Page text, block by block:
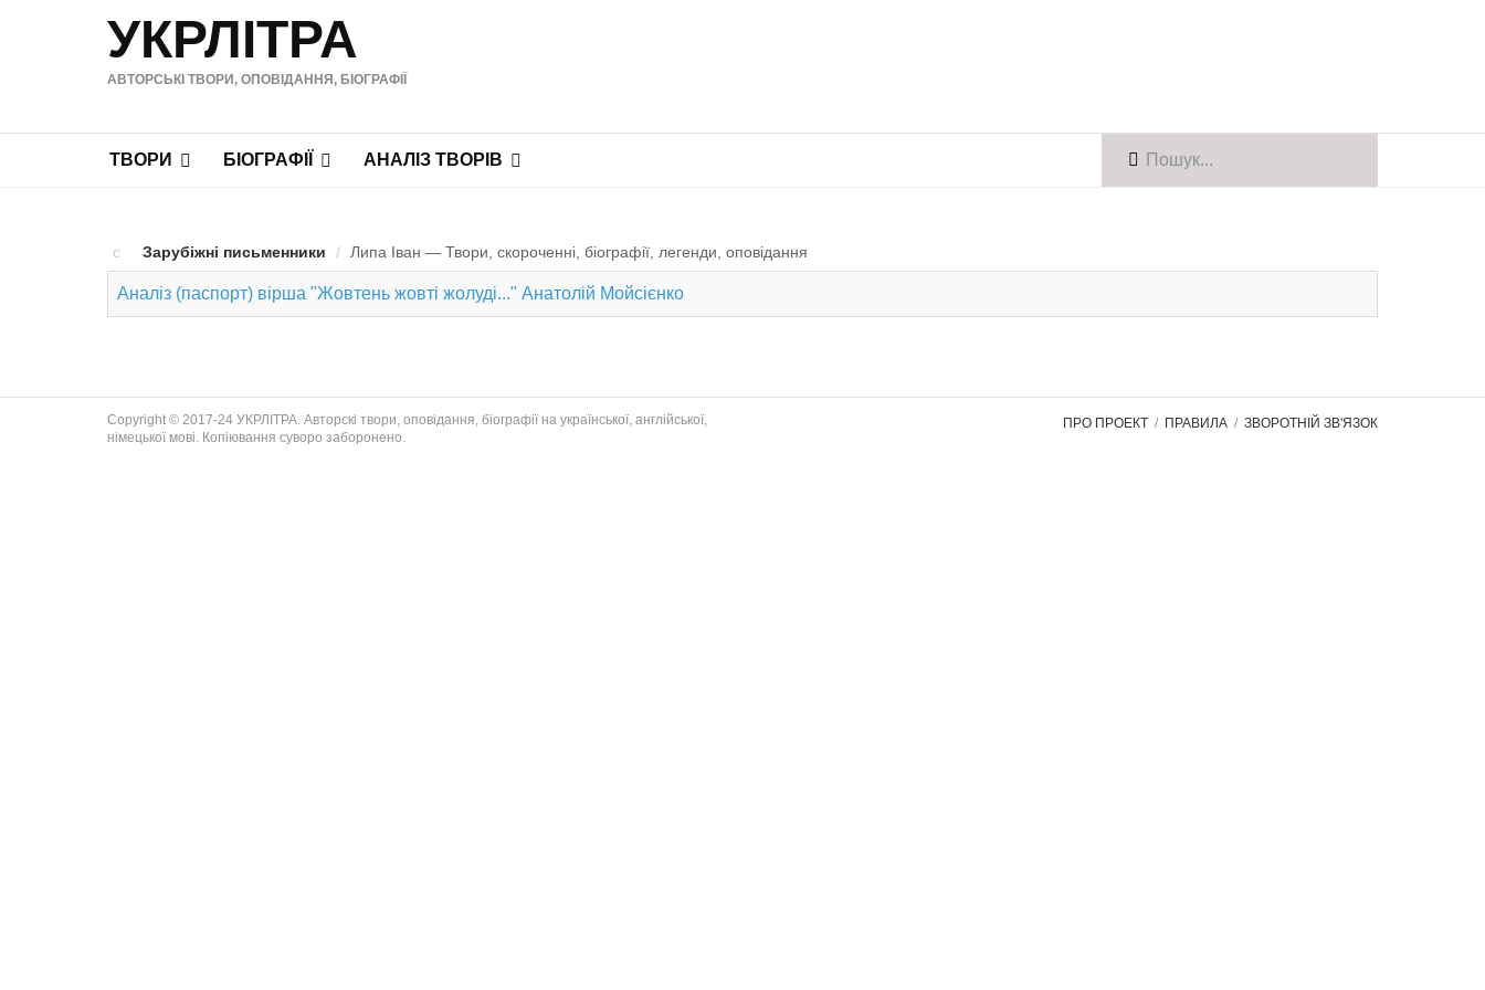
УКРЛІТРА
АВТОРСЬКІ ТВОРИ, ОПОВІДАННЯ, БІОГРАФІЇ
ТВОРИ БІОГРАФІЇ АНАЛІЗ ТВОРІВ
Зарубіжні письменники / Липа Іван — Твори, скороченні, біографії, легенди, оповiдання
Аналіз (паспорт) вірша "Жовтень жовті жолуді..." Анатолій Мойсієнко
Copyright © 2017-24 УКРЛІТРА. Авторскі твори, оповідання, біографії на української, англійської,
німецької мові. Копіювання суворо заборонено.
ПРО ПРОЕКТ ПРАВИЛА ЗВОРОТНІЙ ЗВ'ЯЗОК